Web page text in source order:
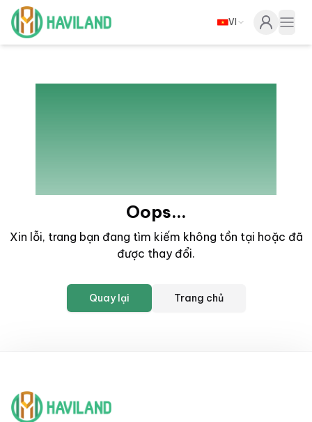
Haviland
VI
404
Oops...
Xin lỗi, trang bạn đang tìm kiếm không tồn tại hoặc đã
được thay đổi.
Quay lại Trang chủ